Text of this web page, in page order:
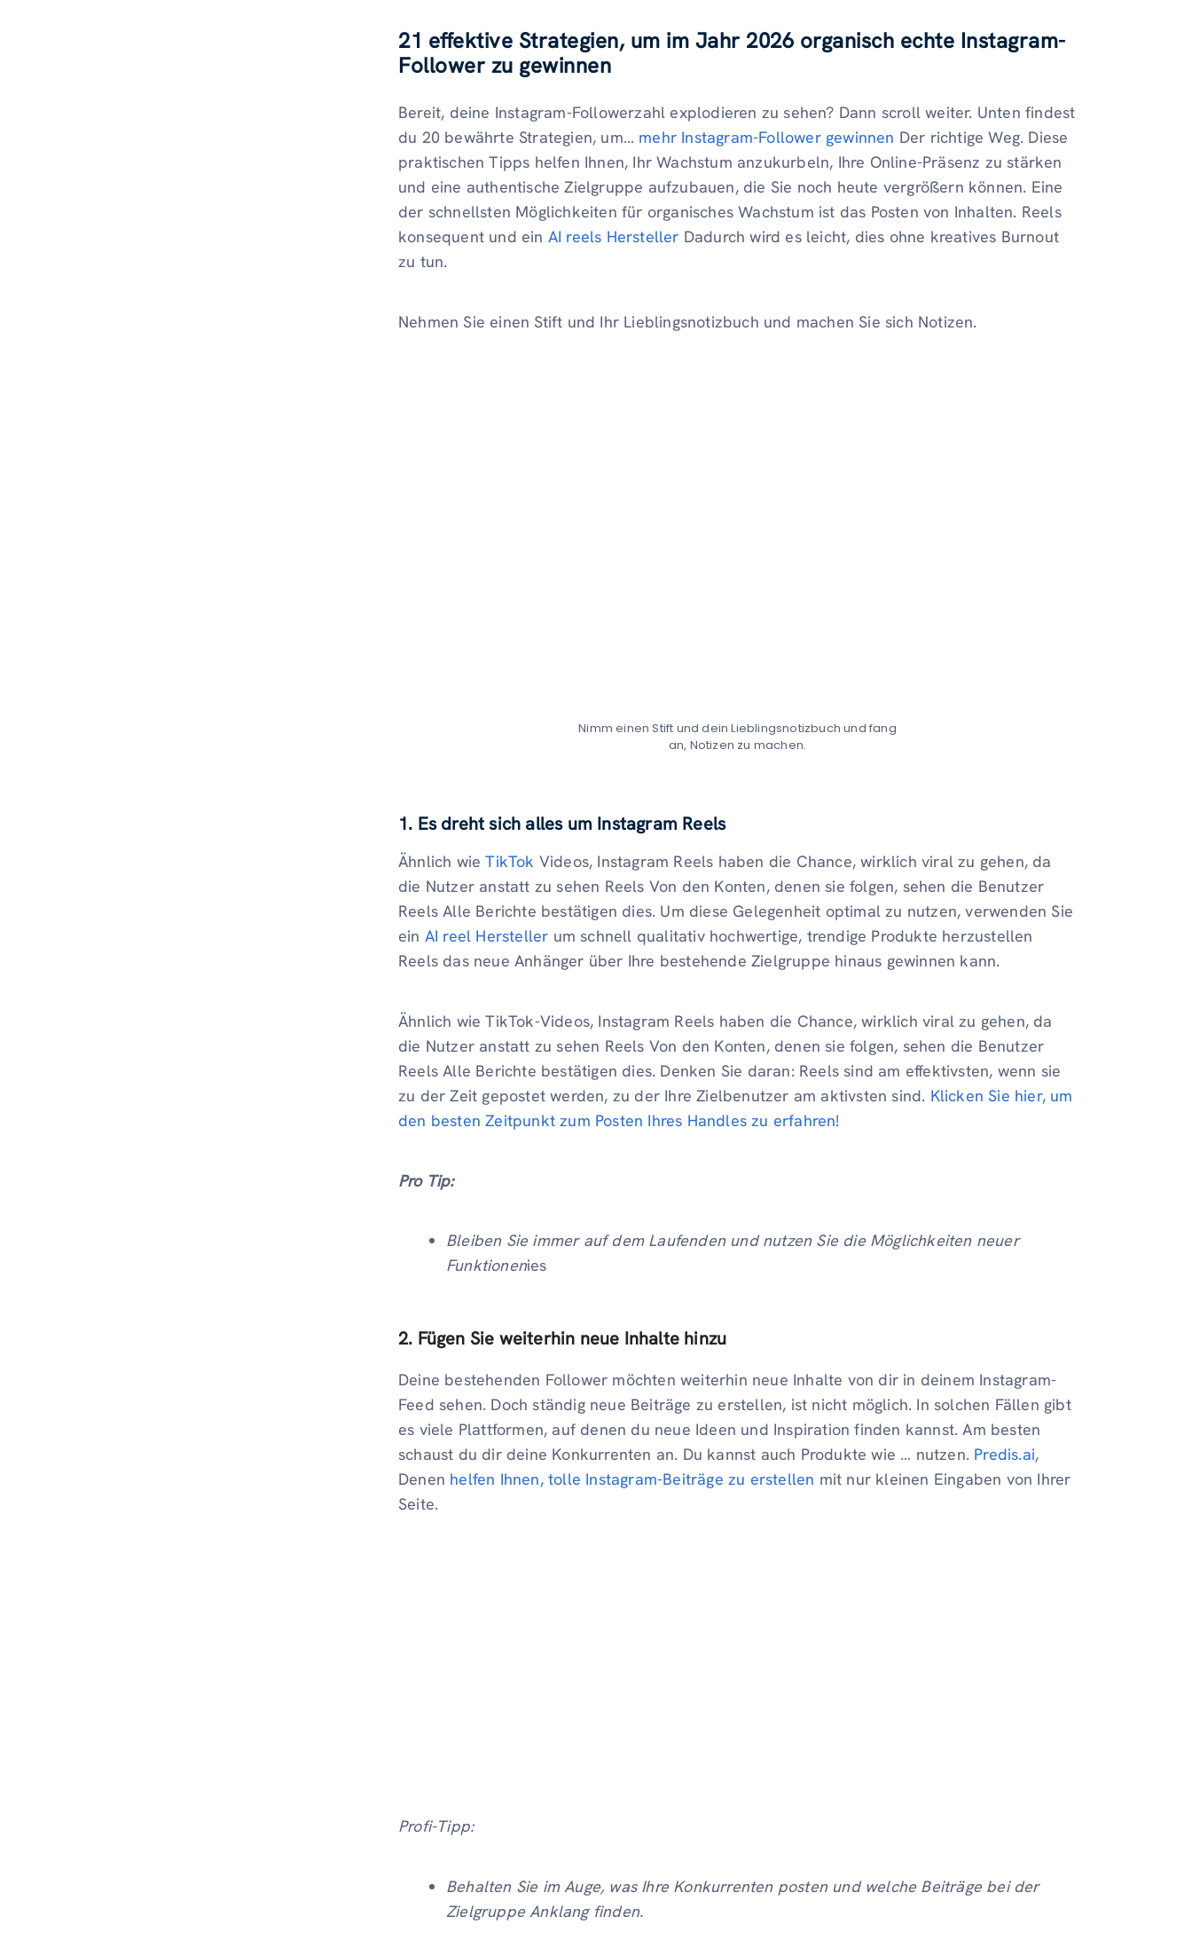
21 effektive Strategien, um im Jahr 2026 organisch echte Instagram-
Follower zu gewinnen
Bereit, deine Instagram-Followerzahl explodieren zu sehen? Dann scroll weiter. Unten findest
du 20 bewährte Strategien, um… mehr Instagram-Follower gewinnen Der richtige Weg. Diese
praktischen Tipps helfen Ihnen, Ihr Wachstum anzukurbeln, Ihre Online-Präsenz zu stärken
und eine authentische Zielgruppe aufzubauen, die Sie noch heute vergrößern können. Eine
der schnellsten Möglichkeiten für organisches Wachstum ist das Posten von Inhalten. Reels
konsequent und ein AI reels Hersteller Dadurch wird es leicht, dies ohne kreatives Burnout
zu tun.
Nehmen Sie einen Stift und Ihr Lieblingsnotizbuch und machen Sie sich Notizen.
Nimm einen Stift und dein Lieblingsnotizbuch und fang
an, Notizen zu machen.
1. Es dreht sich alles um Instagram Reels
Ähnlich wieTikTok Videos, Instagram Reels haben die Chance, wirklich viral zu gehen, da
die Nutzer anstatt zu sehen Reels Von den Konten, denen sie folgen, sehen die Benutzer
Reels Alle Berichte bestätigen dies. Um diese Gelegenheit optimal zu nutzen, verwenden Sie
ein AI reel Hersteller um schnell qualitativ hochwertige, trendige Produkte herzustellen
Reels das neue Anhänger über Ihre bestehende Zielgruppe hinaus gewinnen kann.
Ähnlich wie TikTok-Videos, Instagram Reels haben die Chance, wirklich viral zu gehen, da
die Nutzer anstatt zu sehen Reels Von den Konten, denen sie folgen, sehen die Benutzer
Reels Alle Berichte bestätigen dies. Denken Sie daran: Reels sind am effektivsten, wenn sie
zu der Zeit gepostet werden, zu der Ihre Zielbenutzer am aktivsten sind. Klicken Sie hier, um
den besten Zeitpunkt zum Posten Ihres Handles zu erfahren!
Pro Tip:
Bleiben Sie immer auf dem Laufenden und nutzen Sie die Möglichkeiten neuer
Funktionenies
2. Fügen Sie weiterhin neue Inhalte hinzu
Deine bestehenden Follower möchten weiterhin neue Inhalte von dir in deinem Instagram-
Feed sehen. Doch ständig neue Beiträge zu erstellen, ist nicht möglich. In solchen Fällen gibt
es viele Plattformen, auf denen du neue Ideen und Inspiration finden kannst. Am besten
schaust du dir deine Konkurrenten an. Du kannst auch Produkte wie … nutzen. Predis.ai,
Denen helfen Ihnen, tolle Instagram-Beiträge zu erstellen mit nur kleinen Eingaben von Ihrer
Seite.
Profi-Tipp:
Behalten Sie im Auge, was Ihre Konkurrenten posten und welche Beiträge bei der
Zielgruppe Anklang finden.